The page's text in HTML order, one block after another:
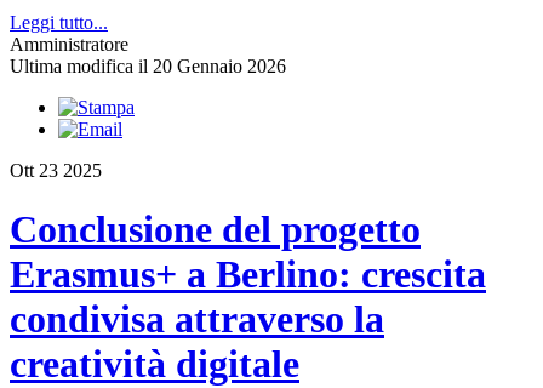
Leggi tutto...
Amministratore
Ultima modifica il 20 Gennaio 2026
Ott 23 2025
Conclusione del progetto
Erasmus+ a Berlino: crescita
condivisa attraverso la
creatività digitale